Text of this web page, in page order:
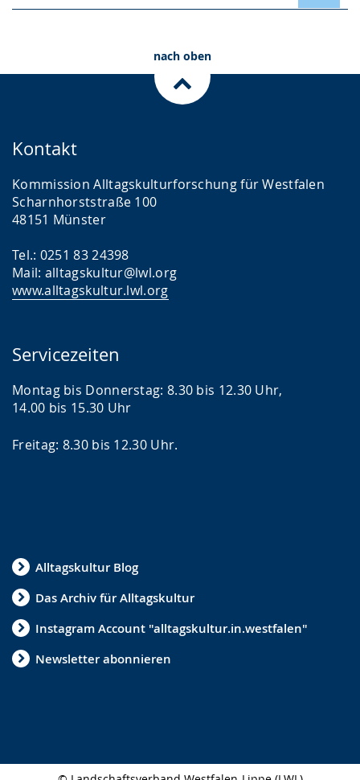
nach oben
Kontakt
Kommission Alltagskulturforschung für Westfalen
Scharnhorststraße 100
48151 Münster
Tel.: 0251 83 24398
Mail: alltagskultur@lwl.org
www.alltagskultur.lwl.org
Servicezeiten
Montag bis Donnerstag: 8.30 bis 12.30 Uhr,
14.00 bis 15.30 Uhr
Freitag: 8.30 bis 12.30 Uhr.
Alltagskultur Blog
Das Archiv für Alltagskultur
Instagram Account "alltagskultur.in.westfalen"
Newsletter abonnieren